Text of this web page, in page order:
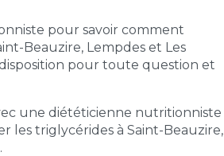
pour savoir comment
Beauzire, Lempdes et Les
pour toute question et
une diététicienne nutritionniste
les triglycérides à Saint-Beauzire,